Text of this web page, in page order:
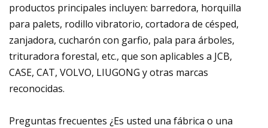
productos principales incluyen: barredora, horquilla
para palets, rodillo vibratorio, cortadora de césped,
zanjadora, cucharón con garfio, pala para árboles,
trituradora forestal, etc., que son aplicables a JCB,
CASE, CAT, VOLVO, LIUGONG y otras marcas
reconocidas.
Preguntas frecuentes ¿Es usted una fábrica o una